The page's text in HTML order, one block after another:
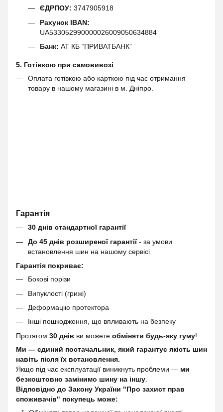
ЄДРПОУ: 3747905918
Рахунок IBAN:
UA533052990000026009050634884
Банк: АТ КБ “ПРИВАТБАНК”
5. Готівкою при самовивозі
Оплата готівкою або карткою під час отримання
товару в нашому магазині в м. Дніпро.
Гарантія
30 днів стандартної гарантії
До 45 днів розширеної гарантії- за умови
встановлення шин на нашому сервісі
Гарантія покриває:
Бокові порізи
Випуклості (грижі)
Деформацію протектора
Інші пошкодження, що впливають на безпеку
Протягом 30 днів ви можете обміняти будь-яку гуму!
Ми — єдиний постачальник, який гарантує якість шин
навіть після їх встановлення.
Якщо під час експлуатації виникнуть проблеми — ми
безкоштовно замінимо шину на іншу
Відповідно до Закону України "Про захист прав
споживачів" покупець може: